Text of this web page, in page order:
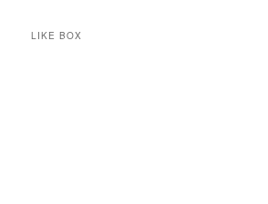
LIKE BOX